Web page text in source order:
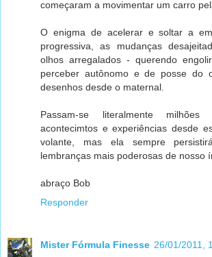
começaram a movimentar um carro
O enigma de acelerar e soltar a
progressiva, as mudanças
olhos arregalados - querendo
perceber autônomo e de posse do
desenhos desde o maternal.
Passam-se literalmente milhões
acontecimtos e experiências desde
volante, mas ela sempre
lembranças mais poderosas de nosso
abraço Bob
Responder
Mister Fórmula Finesse 26/01/2011,